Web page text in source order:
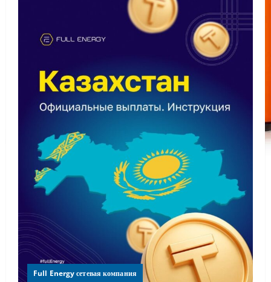
Full Energy сетевая компания